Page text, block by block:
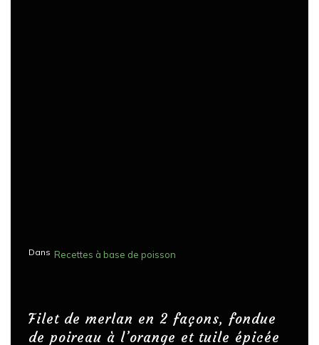
Dans Recettes à base de poisson
Filet de merlan en 2 façons, fondue
de poireau à l’orange et tuile épicée